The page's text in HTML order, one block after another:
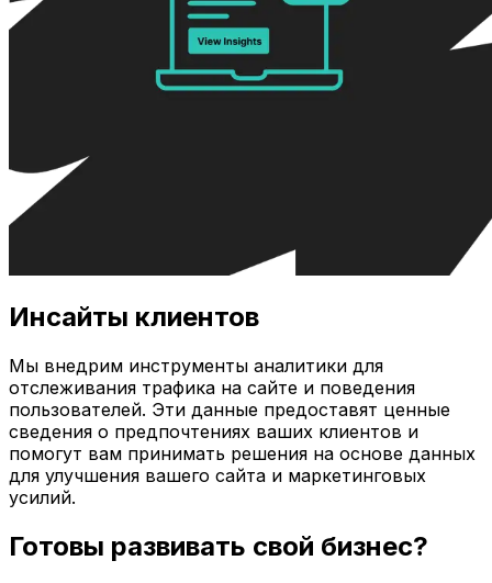
Инсайты клиентов
Мы внедрим инструменты аналитики для
отслеживания трафика на сайте и поведения
пользователей. Эти данные предоставят ценные
сведения о предпочтениях ваших клиентов и
помогут вам принимать решения на основе данных
для улучшения вашего сайта и маркетинговых
усилий.
Готовы развивать свой бизнес?